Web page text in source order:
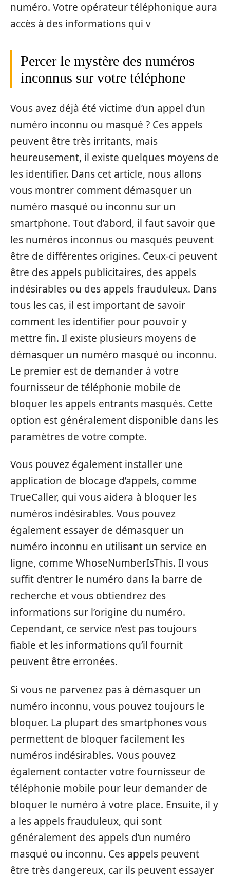
numéro. Votre opérateur téléphonique aura
accès à des informations qui v
Percer le mystère des numéros
inconnus sur votre téléphone
Vous avez déjà été victime d’un appel d’un
numéro inconnu ou masqué ? Ces appels
peuvent être très irritants, mais
heureusement, il existe quelques moyens de
les identifier. Dans cet article, nous allons
vous montrer comment démasquer un
numéro masqué ou inconnu sur un
smartphone. Tout d’abord, il faut savoir que
les numéros inconnus ou masqués peuvent
être de différentes origines. Ceux-ci peuvent
être des appels publicitaires, des appels
indésirables ou des appels frauduleux. Dans
tous les cas, il est important de savoir
comment les identifier pour pouvoir y
mettre fin. Il existe plusieurs moyens de
démasquer un numéro masqué ou inconnu.
Le premier est de demander à votre
fournisseur de téléphonie mobile de
bloquer les appels entrants masqués. Cette
option est généralement disponible dans les
paramètres de votre compte.
Vous pouvez également installer une
application de blocage d’appels, comme
TrueCaller, qui vous aidera à bloquer les
numéros indésirables. Vous pouvez
également essayer de démasquer un
numéro inconnu en utilisant un service en
ligne, comme WhoseNumberIsThis. Il vous
suffit d’entrer le numéro dans la barre de
recherche et vous obtiendrez des
informations sur l’origine du numéro.
Cependant, ce service n’est pas toujours
fiable et les informations qu’il fournit
peuvent être erronées.
Si vous ne parvenez pas à démasquer un
numéro inconnu, vous pouvez toujours le
bloquer. La plupart des smartphones vous
permettent de bloquer facilement les
numéros indésirables. Vous pouvez
également contacter votre fournisseur de
téléphonie mobile pour leur demander de
bloquer le numéro à votre place. Ensuite, il y
a les appels frauduleux, qui sont
généralement des appels d’un numéro
masqué ou inconnu. Ces appels peuvent
être très dangereux, car ils peuvent essayer